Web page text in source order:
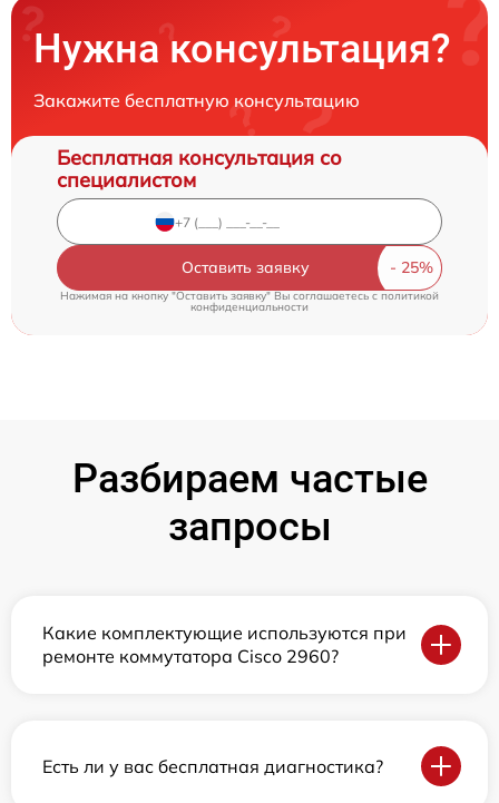
Нужна консультация?
Закажите бесплатную консультацию
Бесплатная консультация со
специалистом
Оставить заявку
Нажимая на кнопку "Оставить заявку" Вы соглашаетесь cполитикой
конфиденциальности
Разбираем частые
запросы
Какие комплектующие используются при
ремонте коммутатора Cisco 2960?
Есть ли у вас бесплатная диагностика?